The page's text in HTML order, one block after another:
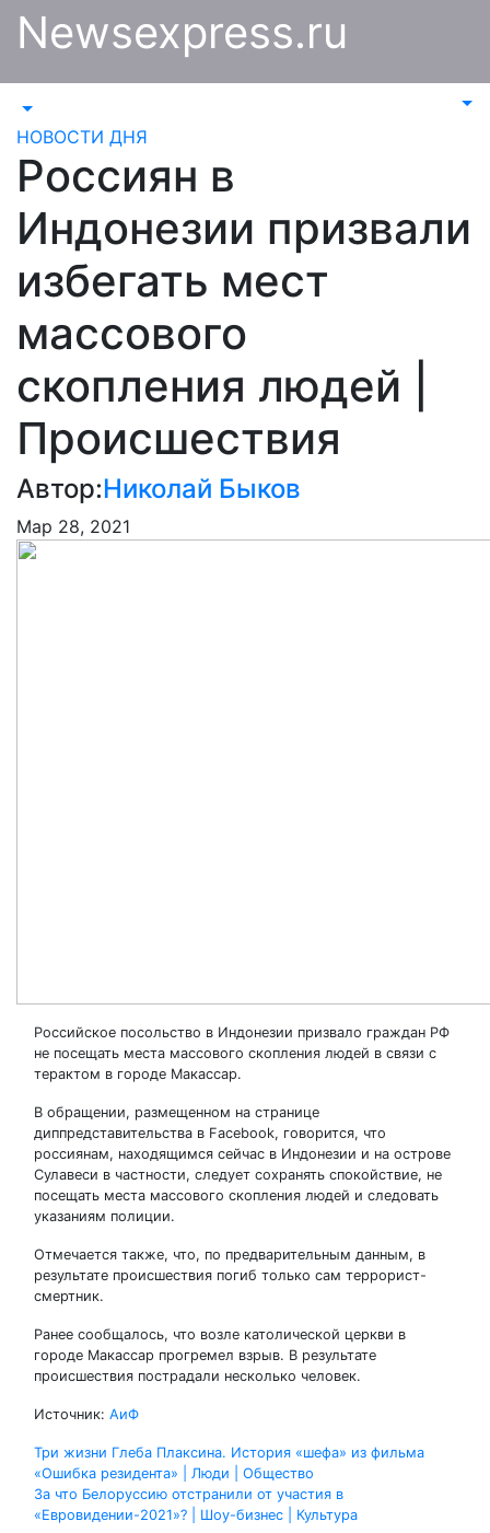
Перейти
Newsexpress.ru
НОВОСТИ ДНЯ
Россиян в
Индонезии призвали
избегать мест
массового
скопления людей |
Происшествия
Автор:Николай Быков
Мар 28, 2021
Российское посольство в Индонезии призвало граждан РФ
не посещать места массового скопления людей в связи с
терактом в городе Макассар.
В обращении, размещенном на странице
диппредставительства в Facebook, говорится, что
россиянам, находящимся сейчас в Индонезии и на острове
Сулавеси в частности, следует сохранять спокойствие, не
посещать места массового скопления людей и следовать
указаниям полиции.
Отмечается также, что, по предварительным данным, в
результате происшествия погиб только сам террорист-
смертник.
Ранее сообщалось, что возле католической церкви в
городе Макассар прогремел взрыв. В результате
происшествия пострадали несколько человек.
Источник: АиФ
Навигация
по
Три жизни Глеба Плаксина. История «шефа» из фильма
«Ошибка резидента» | Люди | Общество
За что Белоруссию отстранили от участия в
«Евровидении-2021»? | Шоу-бизнес | Культура